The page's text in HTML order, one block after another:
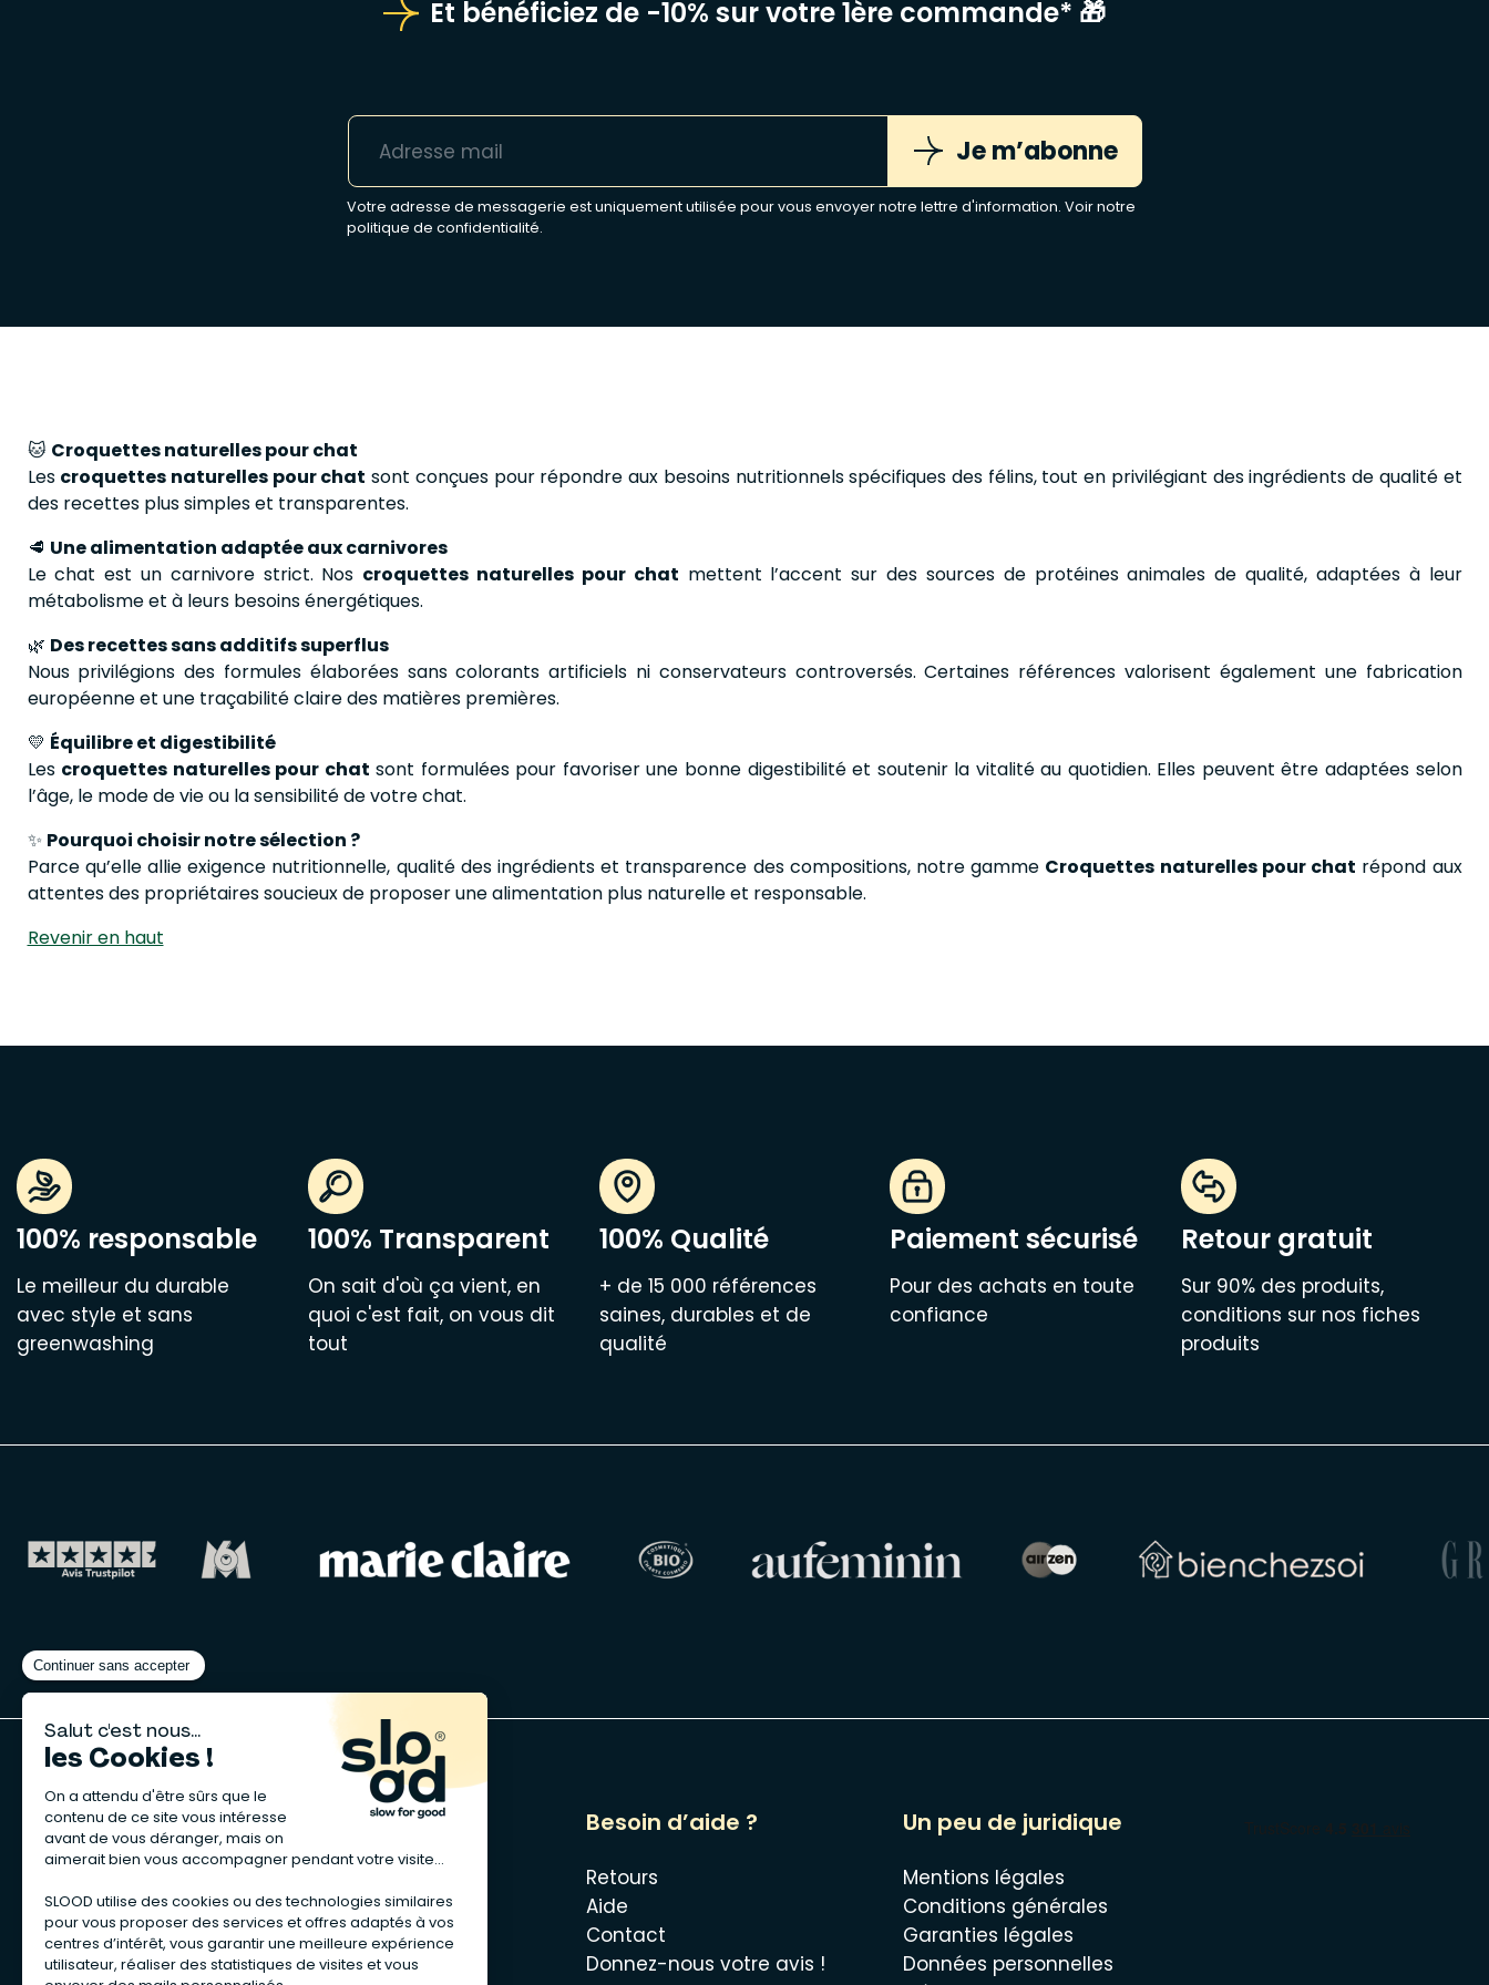
Et bénéficiez de -10% sur votre 1ère commande* 🎁
Je m’abonne
Votre adresse de messagerie est uniquement utilisée pour vous envoyer notre lettre d'information. Voir notre
politique de confidentialité.
🐱 Croquettes naturelles pour chat
Les croquettes naturelles pour chat sont conçues pour répondre aux besoins nutritionnels spécifiques des félins, tout en privilégiant des ingrédients de qualité et
des recettes plus simples et transparentes.
🥩 Une alimentation adaptée aux carnivores
Le chat est un carnivore strict. Nos croquettes naturelles pour chat mettent l’accent sur des sources de protéines animales de qualité, adaptées à leur
métabolisme et à leurs besoins énergétiques.
🌿 Des recettes sans additifs superflus
Nous privilégions des formules élaborées sans colorants artificiels ni conservateurs controversés. Certaines références valorisent également une fabrication
européenne et une traçabilité claire des matières premières.
💛 Équilibre et digestibilité
Les croquettes naturelles pour chat sont formulées pour favoriser une bonne digestibilité et soutenir la vitalité au quotidien. Elles peuvent être adaptées selon
l’âge, le mode de vie ou la sensibilité de votre chat.
✨ Pourquoi choisir notre sélection ?
Parce qu’elle allie exigence nutritionnelle, qualité des ingrédients et transparence des compositions, notre gamme Croquettes naturelles pour chat répond aux
attentes des propriétaires soucieux de proposer une alimentation plus naturelle et responsable.
Revenir en haut
100% responsable
Le meilleur du durable
avec style et sans
greenwashing
100% Transparent
On sait d'où ça vient, en
quoi c'est fait, on vous dit
tout
100% Qualité
+ de 15 000 références
saines, durables et de
qualité
Paiement sécurisé
Pour des achats en toute
confiance
Retour gratuit
Sur 90% des produits,
conditions sur nos fiches
produits
A propos de nous
Notre charte
Recrutement RH
Vendre sur Slood
Besoin d’aide ?
Retours
Aide
Contact
Donnez-nous votre avis !
Un peu de juridique
Mentions légales
Conditions générales
Garanties légales
Données personnelles